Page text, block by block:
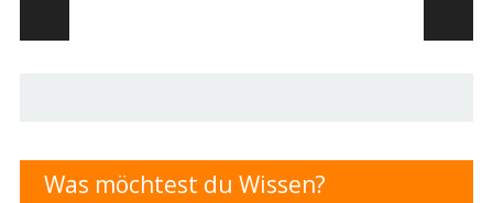
Was möchtest du Wissen?